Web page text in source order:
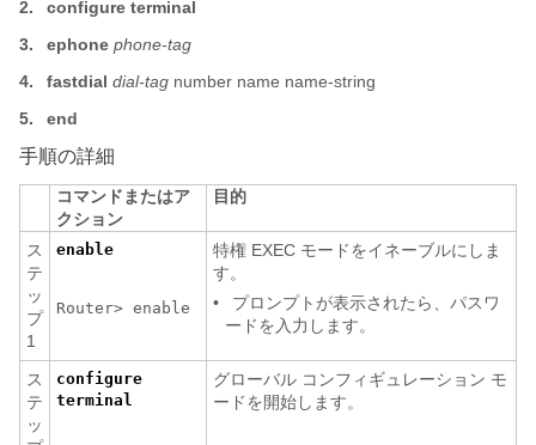
2.
configure terminal
3.
ephone phone-tag
4.
fastdial dial-tag number name name-string
5.
end
手順の詳細
コマンドまたはア
クション
目的
ス
テ
ッ
プ
1
enable
Router> enable
特権 EXEC モードをイネーブルにしま
す。
•
プロンプトが表示されたら、パスワ
ードを入力します。
ス
テ
ッ
configure
terminal
グローバル コンフィギュレーション モ
ードを開始します。